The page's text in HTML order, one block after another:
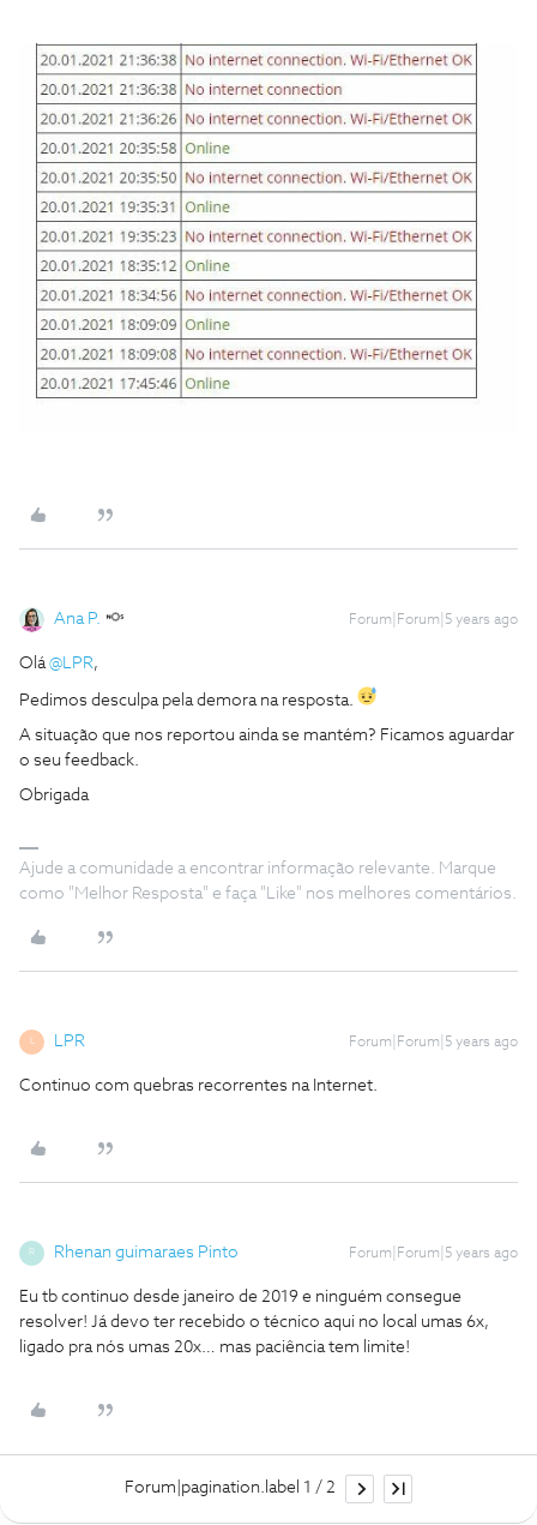
Ana P. Forum|Forum|5 years ago
Olá @LPR,
Pedimos desculpa pela demora na resposta.
A situação que nos reportou ainda se mantém? Ficamos aguardar
o seu feedback.
Obrigada
Ajude a comunidade a encontrar informação relevante. Marque
como "Melhor Resposta" e faça "Like" nos melhores comentários.
L LPR Forum|Forum|5 years ago
Continuo com quebras recorrentes na Internet.
R Rhenan guimaraes Pinto Forum|Forum|5 years ago
Eu tb continuo desde janeiro de 2019 e ninguém consegue
resolver! Já devo ter recebido o técnico aqui no local umas 6x,
ligado pra nós umas 20x… mas paciência tem limite!
Forum|pagination.label 1 / 2